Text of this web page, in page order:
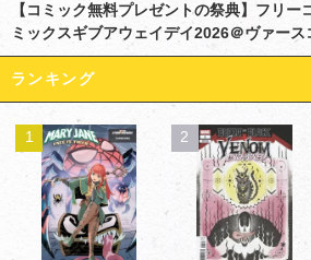
【コミック無料プレゼントの祭典】フリー
ミックスギブアウェイデイ2026＠ヴァー
ランキング
1 2